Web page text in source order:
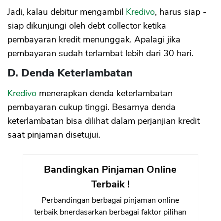
Jadi, kalau debitur mengambil Kredivo, harus siap -
siap dikunjungi oleh debt collector ketika
pembayaran kredit menunggak. Apalagi jika
pembayaran sudah terlambat lebih dari 30 hari.
D. Denda Keterlambatan
Kredivo menerapkan denda keterlambatan
pembayaran cukup tinggi. Besarnya denda
keterlambatan bisa dilihat dalam perjanjian kredit
saat pinjaman disetujui.
Bandingkan Pinjaman Online
Terbaik !
Perbandingan berbagai pinjaman online
terbaik bnerdasarkan berbagai faktor pilihan